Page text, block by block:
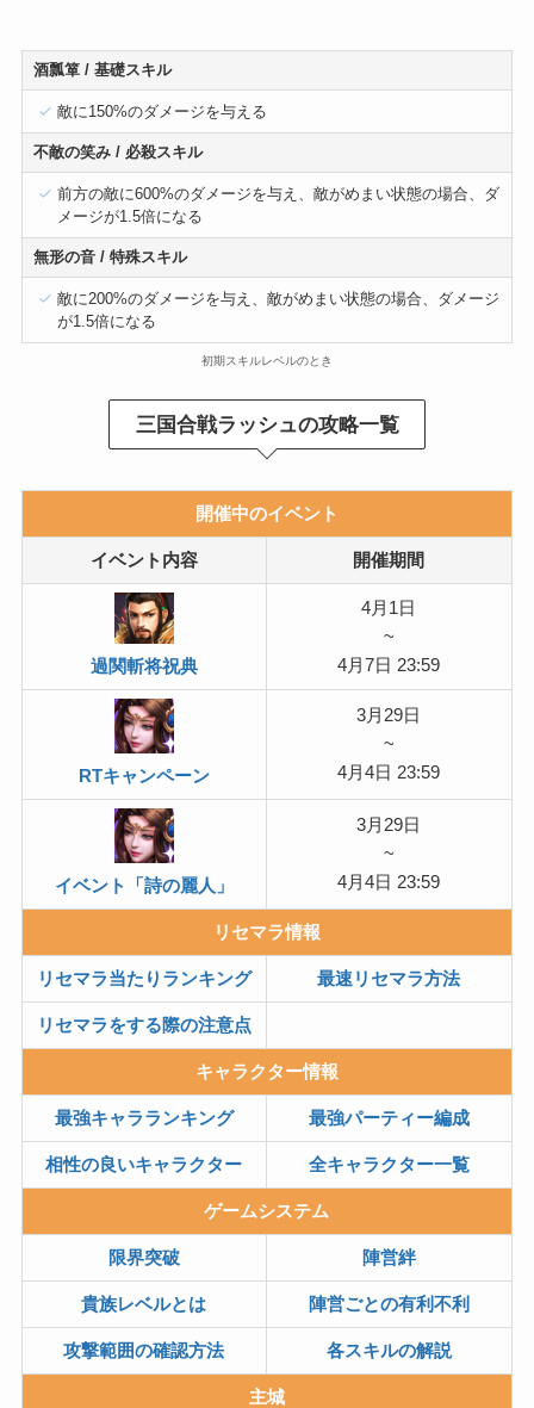
酒瓢箪 / 基礎スキル
敵に150%のダメージを与える
不敵の笑み / 必殺スキル
前方の敵に600%のダメージを与え、敵がめまい状態の場合、ダ
メージが1.5倍になる
無形の音 / 特殊スキル
敵に200%のダメージを与え、敵がめまい状態の場合、ダメージ
が1.5倍になる
初期スキルレベルのとき
三国合戦ラッシュの攻略一覧
開催中のイベント
イベント内容 開催期間
過関斬将祝典
4月1日
~
4月7日 23:59
RTキャンペーン
3月29日
~
4月4日 23:59
イベント「詩の麗人」
3月29日
~
4月4日 23:59
リセマラ情報
リセマラ当たりランキング 最速リセマラ方法
リセマラをする際の注意点
キャラクター情報
最強キャラランキング 最強パーティー編成
相性の良いキャラクター 全キャラクター一覧
ゲームシステム
限界突破 陣営絆
貴族レベルとは 陣営ごとの有利不利
攻撃範囲の確認方法 各スキルの解説
主城